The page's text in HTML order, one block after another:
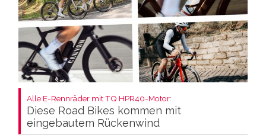
Alle E-Rennräder mit TQ HPR40-Motor:
Diese Road Bikes kommen mit
eingebautem Rückenwind